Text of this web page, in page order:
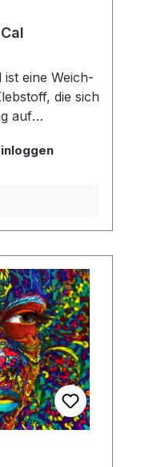
ist eine Weich-
die sich
auf
Innenbereich